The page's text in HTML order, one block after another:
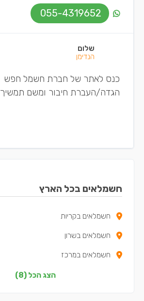
055-4319652
שלום
הנדימן
כנס לאתר של חברת חשמל חפש
הגדה/העברת חיבור ומשם תמשיך
חשמלאים בכל הארץ
חשמלאים בקריות
חשמלאים בשרון
חשמלאים במרכז
חשמלאים בדרום
הצג הכל (8)